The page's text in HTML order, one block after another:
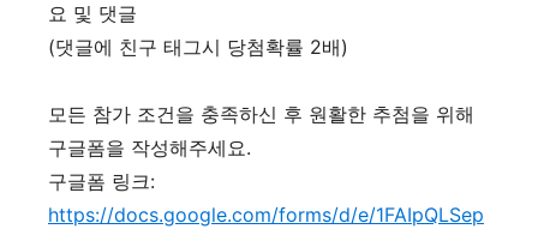
요 및 댓글
(댓글에 친구 태그시 당첨확률 2배)
모든 참가 조건을 충족하신 후 원활한 추첨을 위해
구글폼을 작성해주세요.
구글폼 링크:
https://docs.google.com/forms/d/e/1FAIpQLSep